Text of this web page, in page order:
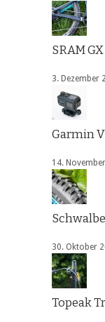
SRAM
3. Dezember
Garmin
14.
30. Oktober
Topeak